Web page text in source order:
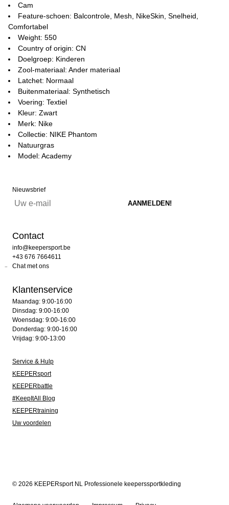
Cam
Feature-schoen: Balcontrole, Mesh, NikeSkin, Snelheid,
Comfortabel
Weight: 550
Country of origin: CN
Doelgroep: Kinderen
Zool-materiaal: Ander materiaal
Latchet: Normaal
Buitenmateriaal: Synthetisch
Voering: Textiel
Kleur: Zwart
Merk: Nike
Collectie: NIKE Phantom
Natuurgras
Model: Academy
Nieuwsbrief
Contact
info@keepersport.be
+43 676 7664611
Chat met ons
Klantenservice
Maandag: 9:00-16:00
Dinsdag: 9:00-16:00
Woensdag: 9:00-16:00
Donderdag: 9:00-16:00
Vrijdag: 9:00-13:00
Service & Hulp
KEEPERsport
KEEPERbattle
#KeepItAll Blog
KEEPERtraining
Uw voordelen
© 2026 KEEPERsport NL Professionele keeperssportkleding